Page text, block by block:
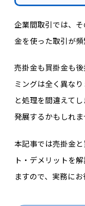
企業間取引では、
金を使った取引が頻
売掛金も買掛金も
ミングは全く異な
と処理を間違えて
発展するかもしれま
本記事では売掛金
ト・デメリットを
ますので、実務にお